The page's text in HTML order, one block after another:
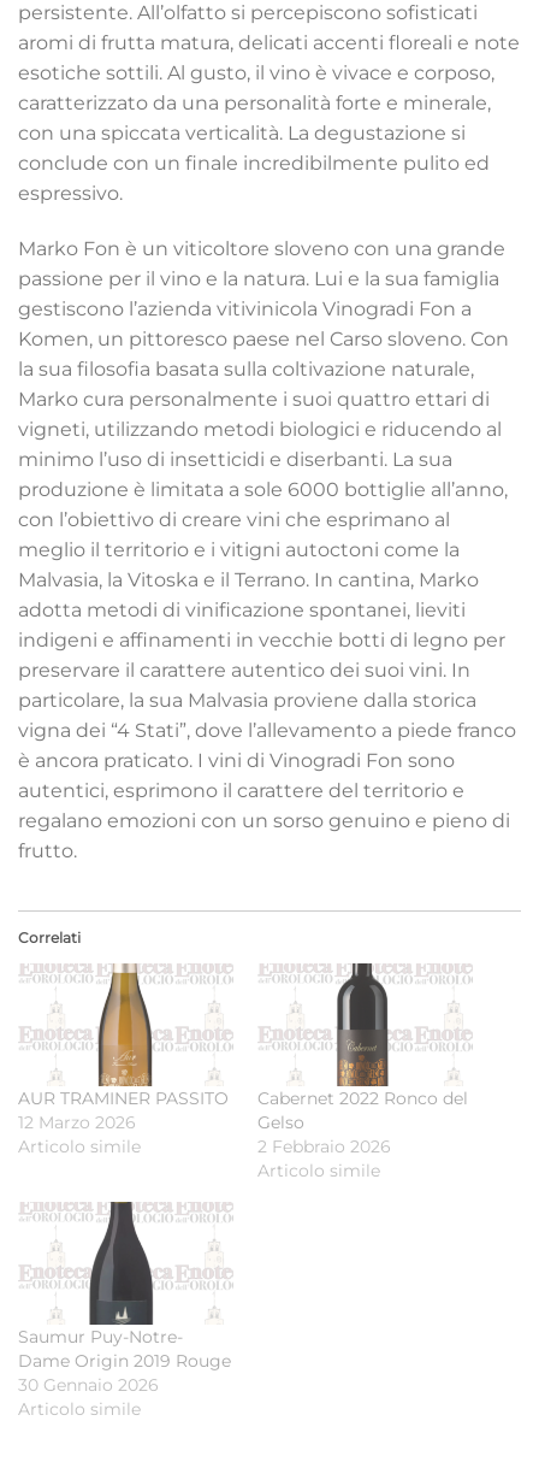
persistente. All’olfatto si percepiscono sofisticati
aromi di frutta matura, delicati accenti floreali e note
esotiche sottili. Al gusto, il vino è vivace e corposo,
caratterizzato da una personalità forte e minerale,
con una spiccata verticalità. La degustazione si
conclude con un finale incredibilmente pulito ed
espressivo.
Marko Fon è un viticoltore sloveno con una grande
passione per il vino e la natura. Lui e la sua famiglia
gestiscono l’azienda vitivinicola Vinogradi Fon a
Komen, un pittoresco paese nel Carso sloveno. Con
la sua filosofia basata sulla coltivazione naturale,
Marko cura personalmente i suoi quattro ettari di
vigneti, utilizzando metodi biologici e riducendo al
minimo l’uso di insetticidi e diserbanti. La sua
produzione è limitata a sole 6000 bottiglie all’anno,
con l’obiettivo di creare vini che esprimano al
meglio il territorio e i vitigni autoctoni come la
Malvasia, la Vitoska e il Terrano. In cantina, Marko
adotta metodi di vinificazione spontanei, lieviti
indigeni e affinamenti in vecchie botti di legno per
preservare il carattere autentico dei suoi vini. In
particolare, la sua Malvasia proviene dalla storica
vigna dei “4 Stati”, dove l’allevamento a piede franco
è ancora praticato. I vini di Vinogradi Fon sono
autentici, esprimono il carattere del territorio e
regalano emozioni con un sorso genuino e pieno di
frutto.
Correlati
AUR TRAMINER PASSITO
12 Marzo 2026
Articolo simile
Cabernet 2022 Ronco del
Gelso
2 Febbraio 2026
Articolo simile
Saumur Puy-Notre-
Dame Origin 2019 Rouge
30 Gennaio 2026
Articolo simile